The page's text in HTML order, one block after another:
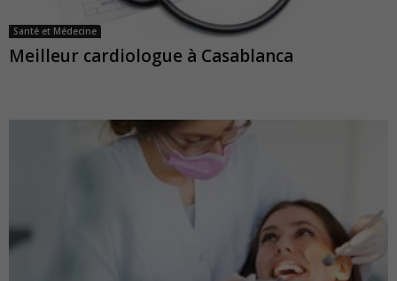
Santé et Médecine
Meilleur cardiologue à Casablanca